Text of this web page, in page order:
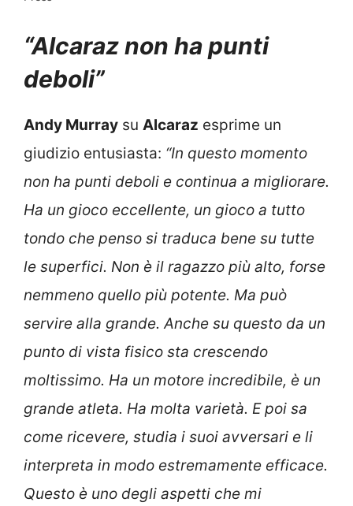
“Alcaraz non ha punti
deboli”
Andy Murray su Alcaraz esprime un
giudizio entusiasta: “In questo momento
non ha punti deboli e continua a migliorare.
Ha un gioco eccellente, un gioco a tutto
tondo che penso si traduca bene su tutte
le superfici. Non è il ragazzo più alto, forse
nemmeno quello più potente. Ma può
servire alla grande. Anche su questo da un
punto di vista fisico sta crescendo
moltissimo. Ha un motore incredibile, è un
grande atleta. Ha molta varietà. E poi sa
come ricevere, studia i suoi avversari e li
interpreta in modo estremamente efficace.
Questo è uno degli aspetti che mi